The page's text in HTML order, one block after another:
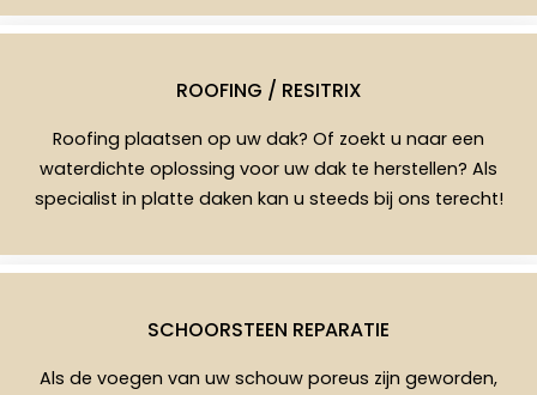
ROOFING / RESITRIX
Roofing plaatsen op uw dak? Of zoekt u naar een
waterdichte oplossing voor uw dak te herstellen? Als
specialist in platte daken kan u steeds bij ons terecht!
SCHOORSTEEN REPARATIE
Als de voegen van uw schouw poreus zijn geworden,